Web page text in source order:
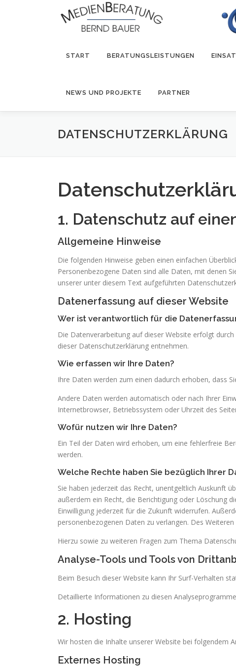
START BERATUNGSLEISTUNGEN
NEWS UND PROJEKTE PARTNER
DATENSCHUTZERKLÄRUNG
1. Datenschutz auf
Allgemeine Hinweise
Die folgenden Hinweise geben einen einfachen
Personenbezogene Daten sind alle Daten, mit denen
unserer unter diesem Text aufgeführten
Datenerfassung auf dieser Website
Wer ist verantwortlich für die
Die Datenverarbeitung auf dieser Website erfolgt
dieser Datenschutzerklärung entnehmen.
Wie erfassen wir Ihre Daten?
Ihre Daten werden zum einen dadurch erhoben, dass
Andere Daten werden automatisch oder nach Ihrer
Internetbrowser, Betriebssystem oder Uhrzeit des
Wofür nutzen wir Ihre Daten?
Ein Teil der Daten wird erhoben, um eine fehlerfreie
werden.
Welche Rechte haben Sie bezüglich Ihrer
Sie haben jederzeit das Recht, unentgeltlich Auskunft
außerdem ein Recht, die Berichtigung oder Löschung
Einwilligung jederzeit für die Zukunft widerrufen.
personenbezogenen Daten zu verlangen. Des
Hierzu sowie zu weiteren Fragen zum Thema
Analyse-Tools und Tools von
Beim Besuch dieser Website kann Ihr Surf-Verhalten
Detaillierte Informationen zu diesen
2. Hosting
Wir hosten die Inhalte unserer Website bei folgendem
Externes Hosting